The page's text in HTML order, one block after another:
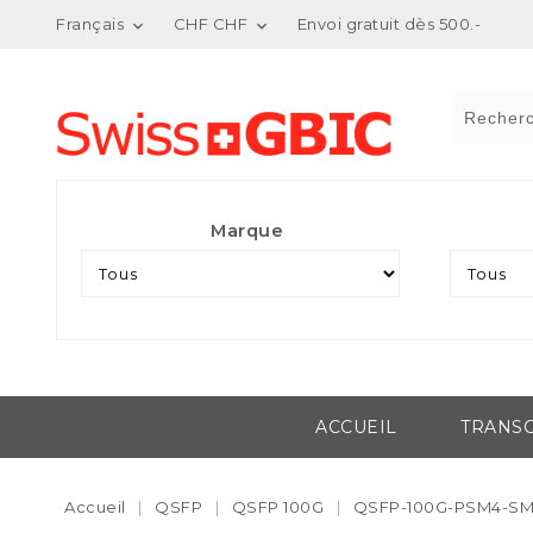
Français  CHF CHF  Envoi gratuit dès 500.-
Marque
ACCUEIL
Accueil QSFP QSFP 100G QSFP-100G-PSM4-